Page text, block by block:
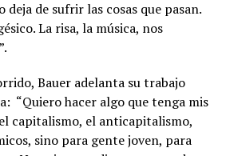
deja de sufrir las cosas que pasan.
La risa, la música, nos
Bauer adelanta su trabajo
“Quiero hacer algo que tenga mis
capitalismo, el anticapitalismo,
sino para gente joven, para